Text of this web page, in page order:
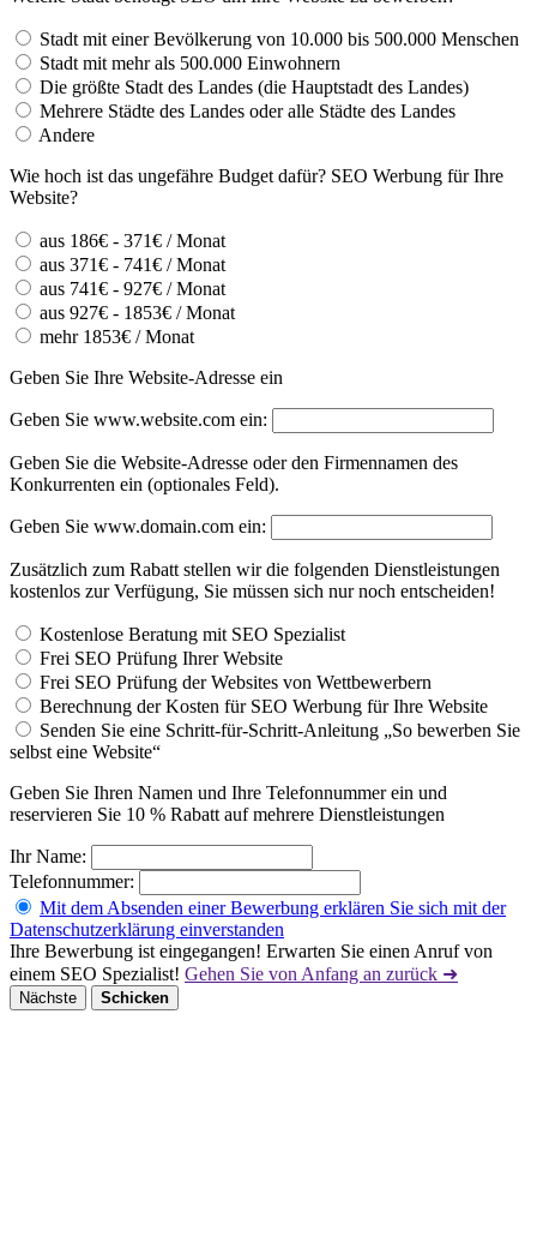
Stadt mit einer Bevölkerung von 10.000 bis 500.000 Menschen
Stadt mit mehr als 500.000 Einwohnern
Die größte Stadt des Landes (die Hauptstadt des Landes)
Mehrere Städte des Landes oder alle Städte des Landes
Andere
Wie hoch ist das ungefähre Budget dafür? SEO Werbung für Ihre
Website?
aus 186€ - 371€ / Monat
aus 371€ - 741€ / Monat
aus 741€ - 927€ / Monat
aus 927€ - 1853€ / Monat
mehr 1853€ / Monat
Geben Sie Ihre Website-Adresse ein
Geben Sie www.website.com ein:
Geben Sie die Website-Adresse oder den Firmennamen des
Konkurrenten ein (optionales Feld).
Geben Sie www.domain.com ein:
Zusätzlich zum Rabatt stellen wir die folgenden Dienstleistungen
kostenlos zur Verfügung, Sie müssen sich nur noch entscheiden!
Kostenlose Beratung mit SEO Spezialist
Frei SEO Prüfung Ihrer Website
Frei SEO Prüfung der Websites von Wettbewerbern
Berechnung der Kosten für SEO Werbung für Ihre Website
Senden Sie eine Schritt-für-Schritt-Anleitung „So bewerben Sie
selbst eine Website“
Geben Sie Ihren Namen und Ihre Telefonnummer ein und
reservieren Sie 10 % Rabatt auf mehrere Dienstleistungen
Ihr Name:
Telefonnummer:
Mit dem Absenden einer Bewerbung erklären Sie sich mit der
Datenschutzerklärung einverstanden
Ihre Bewerbung ist eingegangen! Erwarten Sie einen Anruf von
einem SEO Spezialist! Gehen Sie von Anfang an zurück ➜
Nächste Schicken